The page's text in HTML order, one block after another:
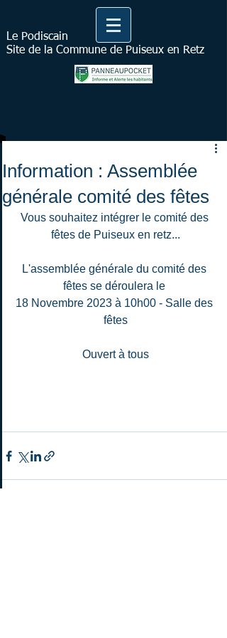
Le Podiscain
Site de la Commune de Puiseux en Retz
Information : Assemblée
générale comité des fêtes
Vous souhaitez intégrer le comité des
fêtes de Puiseux en retz...
L'assemblée générale du comité des
fêtes se déroulera le
18 Novembre 2023 à 10h00 - Salle des
fêtes
Ouvert à tous